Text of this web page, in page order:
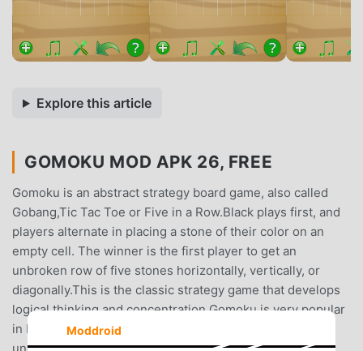
Explore this article
GOMOKU MOD APK 26, FREE
Gomoku is an abstract strategy board game, also called
Gobang,Tic Tac Toe or Five in a Row.Black plays first, and
players alternate in placing a stone of their color on an
empty cell. The winner is the first player to get an
unbroken row of five stones horizontally, vertically, or
diagonally.This is the classic strategy game that develops
logical thinking and concentration.Gomoku is very popular
in Korea, Japan and China.- Strong AI engine- Support
Moddroid